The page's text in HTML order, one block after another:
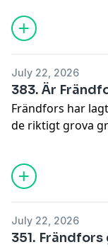
July 22, 2026
383. Är
Frändfors har
de riktigt grova
EGENTLIGEN?
är den värsta
och som
kär i Wikingsson
July 22, 2026
351.